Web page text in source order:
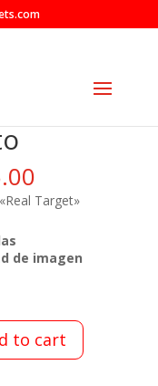
Target»
de imagen
to cart